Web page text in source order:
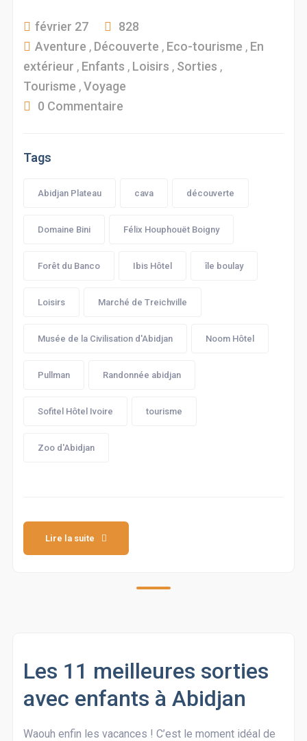
février 27
828
Aventure , Découverte , Eco-tourisme , En
extérieur , Enfants , Loisirs , Sorties ,
Tourisme ,Voyage
0 Commentaire
Tags
Abidjan Plateau cava découverte
Domaine Bini Félix Houphouët Boigny
Forêt du Banco Ibis Hôtel île boulay
Loisirs Marché de Treichville
Musée de la Civilisation d'Abidjan Noom Hôtel
Pullman Randonnée abidjan
Sofitel Hôtel Ivoire tourisme
Zoo d'Abidjan
Lire la suite
Les 11 meilleures sorties
avec enfants à Abidjan
Waouh enfin les vacances ! C’est le moment idéal de